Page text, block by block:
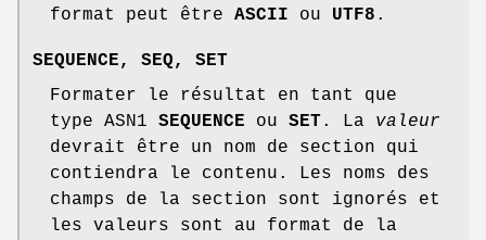
format peut être ASCII ou UTF8 .
SEQUENCE , SEQ , SET
Formater le résultat en tant que
type ASN1 SEQUENCE ou SET. La valeur
devrait être un nom de section qui
contiendra le contenu. Les noms des
champs de la section sont ignorés et
les valeurs sont au format de la